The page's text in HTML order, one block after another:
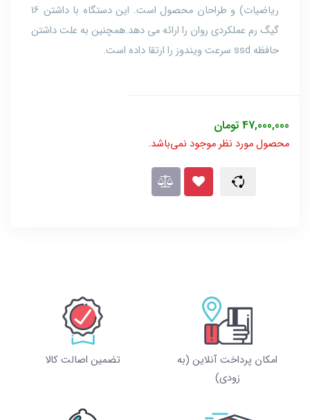
ریاضیات) و طراحان محصول است. این دستگاه با داشتن 16
گیگ رم عملکردی روان را ارائه می دهد.همچنین به علت داشتن
حافظه ssd سرعت ویندوز را ارتقا داده است.
47,000,000 تومان
محصول مورد نظر موجود نمی‌باشد.
امکان پرداخت آنلاین (به
زودی)
تضمین اصالت کالا